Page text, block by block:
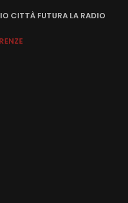
CITTÀ FUTURA LA RADIO